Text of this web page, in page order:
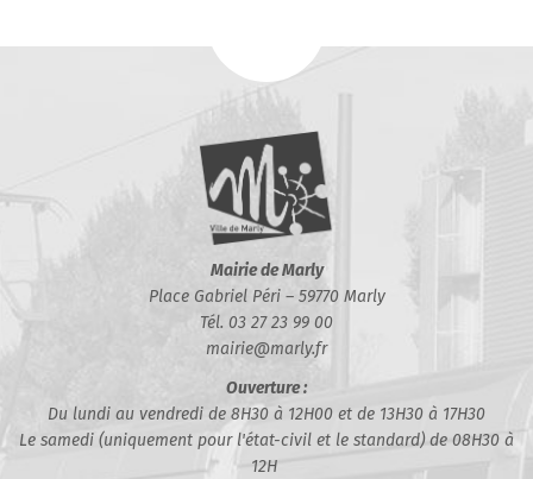
Mairie de Marly
Place Gabriel Péri – 59770 Marly
Tél. 03 27 23 99 00
mairie@marly.fr
Ouverture :
Du lundi au vendredi de 8H30 à 12H00 et de 13H30 à 17H30
Le samedi (uniquement pour l'état-civil et le standard) de 08H30 à
12H